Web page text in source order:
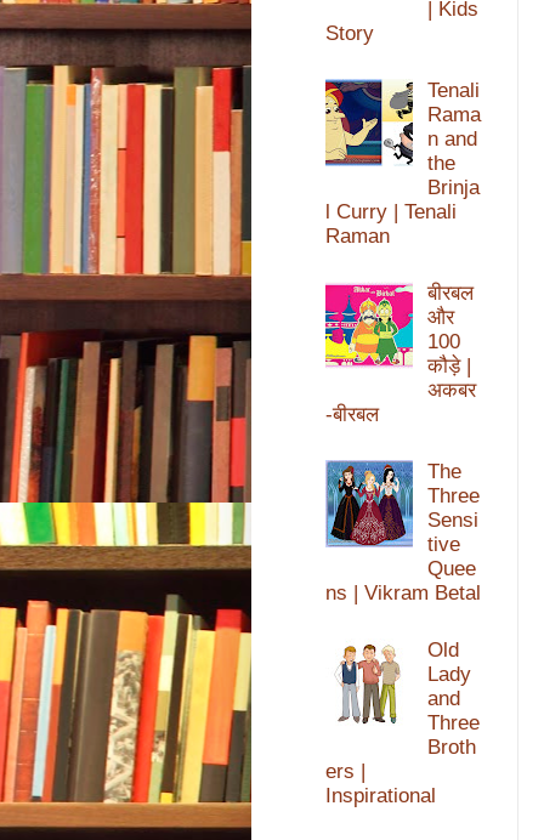
| Kids
Story
Tenali
Rama
n and
the
Brinja
l Curry | Tenali
Raman
बीरबल
और
100
कौड़े |
अकबर
-बीरबल
The
Three
Sensi
tive
Quee
ns | Vikram Betal
Old
Lady
and
Three
Broth
ers |
Inspirational